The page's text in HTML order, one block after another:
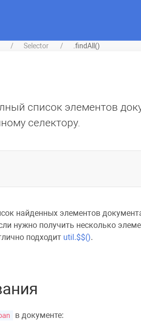
Selector .findAll()
список элементов
селектору.
найденных элементов
нужно получить несколько
подходит util.$$().
в документе: